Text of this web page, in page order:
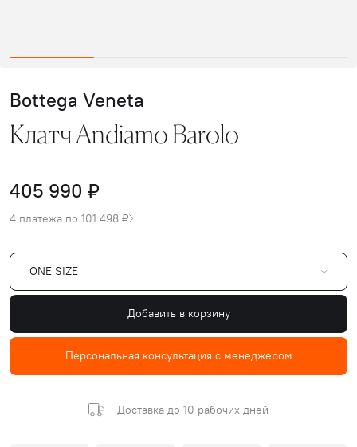
Bottega Veneta
Клатч Andiamo Barolo
405 990 ₽
4 платежа по 101 498 ₽
ONE SIZE
Добавить в корзину
Персональная консультация с менеджером
Доставка до 10 рабочих дней